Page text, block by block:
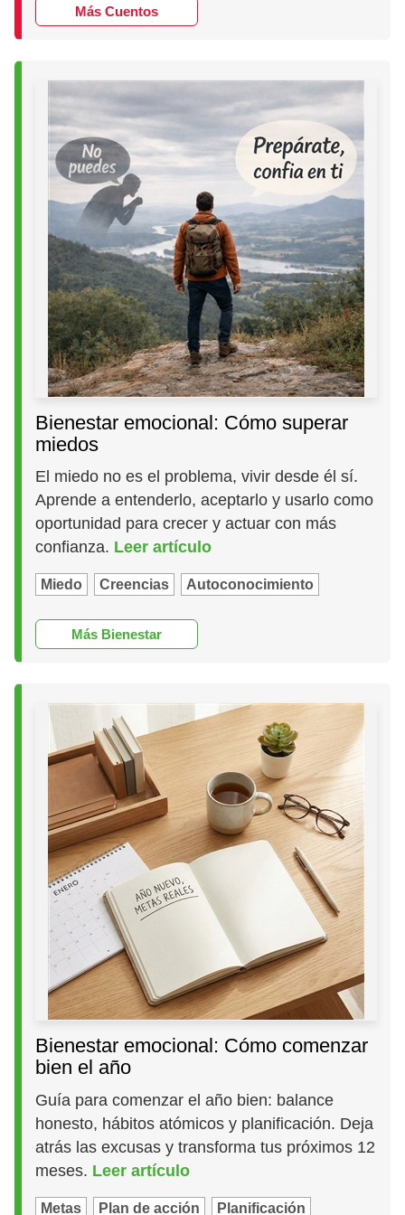
Más Cuentos
Bienestar emocional: Cómo superar
miedos
El miedo no es el problema, vivir desde él sí.
Aprende a entenderlo, aceptarlo y usarlo como
oportunidad para crecer y actuar con más
confianza. Leer artículo
Miedo Creencias Autoconocimiento
Más Bienestar
Bienestar emocional: Cómo comenzar
bien el año
Guía para comenzar el año bien: balance
honesto, hábitos atómicos y planificación. Deja
atrás las excusas y transforma tus próximos 12
meses. Leer artículo
Metas Plan de acción Planificación